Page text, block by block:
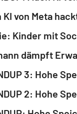
KI von Meta
dämpft